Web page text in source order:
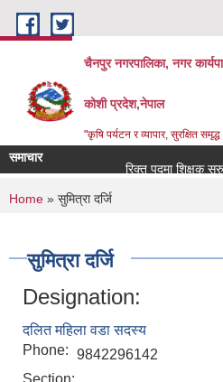
Skip to main content
चैनपुर नगरपालिका, नगर
कोशी प्रदेश,नेपाल
"कृषि पर्यटन र व्यापार, सुरक्षित
समाचार
रिक्त पदमा शिक्षक
You are here
Home » सुमित्रा दर्जि
सुमित्रा दर्जि
Designation:
दलित महिला वडा सदस्य
Phone: 9842296142